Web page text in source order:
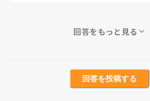
回答をもっと見る
回答を投稿する